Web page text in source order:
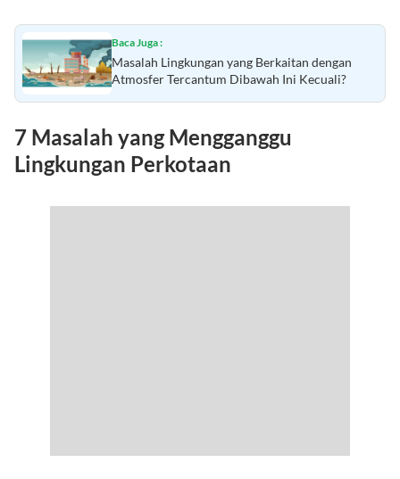
Baca Juga :
Masalah Lingkungan yang Berkaitan dengan
Atmosfer Tercantum Dibawah Ini Kecuali?
7 Masalah yang Mengganggu
Lingkungan Perkotaan